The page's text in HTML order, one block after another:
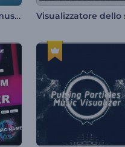
Visualizzatore di musica acquatica